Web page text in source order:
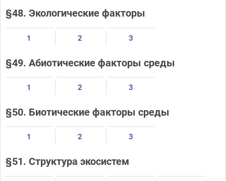
§48. Экологические факторы
1 2 3
§49. Абиотические факторы среды
1 2 3
§50. Биотические факторы среды
1 2 3
§51. Структура экосистем